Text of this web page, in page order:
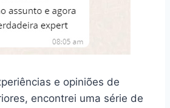
e opiniões de
encontrei uma série de